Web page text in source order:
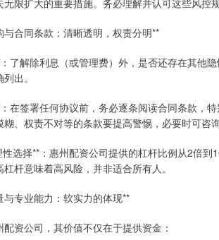
限扩大的重要措施。务必理解并认可这些风控规
与合同条款：清晰透明，权责分明**
了解除利息（或管理费）外，是否还存在其他
出。
在签署任何协议前，务必逐条阅读合同条款，
、权责不对等的条款要提高警惕，必要时可咨
选择**：惠州配资公司提供的杠杆比例从2倍
杆意味着高风险，并非适合所有人。
与专业能力：软实力的体现**
资公司，其价值不仅在于提供资金：